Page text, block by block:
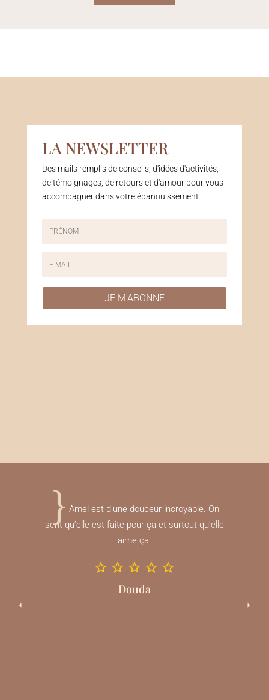
LA NEWSLETTER
Des mails remplis de conseils, d'idées d'activités,
de témoignages, de retours et d'amour pour vous
accompagner dans votre épanouissement.
JE M'ABONNE
{Amel est d’une douceur incroyable. On
sent qu’elle est faite pour ça et surtout qu’elle
aime ça.
Douda